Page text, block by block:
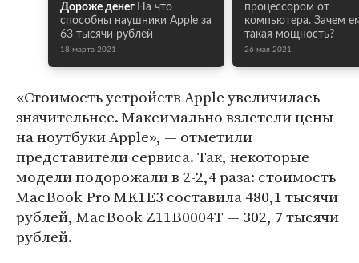
Дороже денег На что
способны наушники Apple за
63 тысячи рублей
18 марта 2021
процессором от
компьютера. Зачем
такая мощность?
26 мая 2021
«Стоимость устройств Apple увеличилась
значительнее. Максимально взлетели цены
на ноутбуки Apple», — отметили
представители сервиса. Так, некоторые
модели подорожали в 2-2,4 раза: стоимость
MacBook Pro MK1E3 составила 480,1 тысячи
рублей, MacBook Z11B0004T — 302, 7 тысячи
рублей.